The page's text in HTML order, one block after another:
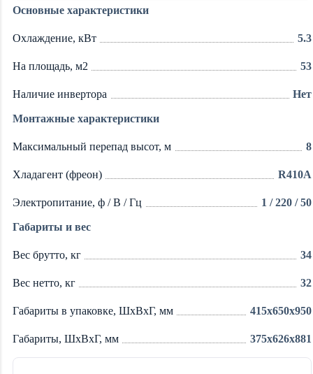
Основные характеристики
Охлаждение, кВт 5.3
На площадь, м2 53
Наличие инвертора Нет
Монтажные характеристики
Максимальный перепад высот, м 8
Хладагент (фреон) R410A
Электропитание, ф / В / Гц 1 / 220 / 50
Габариты и вес
Вес брутто, кг 34
Вес нетто, кг 32
Габариты в упаковке, ШxВxГ, мм 415x650x950
Габариты, ШxВxГ, мм 375x626x881